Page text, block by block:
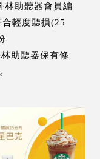
林助聽器會員編
輕度聽損(25
助聽器保有修